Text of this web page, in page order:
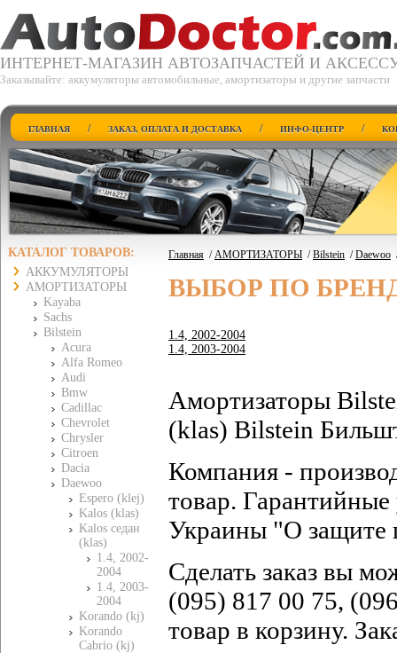
ИНТЕРНЕТ-МАГАЗИН АВТОЗАПЧАСТЕЙ И
Заказывайте: аккумуляторы автомобильные, амортизаторы и другие запчасти
ГЛАВНАЯ / ЗАКАЗ, ОПЛАТА И ДОСТАВКА / ИНФО-ЦЕНТР /
КАТАЛОГ ТОВАРОВ:
АККУМУЛЯТОРЫ
АМОРТИЗАТОРЫ
Kayaba
Sachs
Bilstein
Acura
Alfa Romeo
Audi
Bmw
Cadillac
Chevrolet
Chrysler
Citroen
Dacia
Daewoo
Espero (klej)
Kalos (klas)
Kalos седан
(klas)
1.4, 2002-
2004
1.4, 2003-
2004
Korando (kj)
Korando
Cabrio (kj)
Главная /АМОРТИЗАТОРЫ /Bilstein /Daewoo
ВЫБОР ПО
1.4, 2002-2004
1.4, 2003-2004
Амортизаторы
(klas) Bilstein
Компания -
товар. Гарантийные
Украины "О защите
Сделать заказ вы
(095) 817 00 75,
товар в корзину.